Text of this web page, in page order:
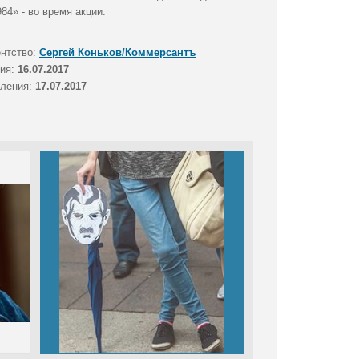
- во время акции.
Сергей Коньков/Коммерсантъ
16.07.2017
17.07.2017